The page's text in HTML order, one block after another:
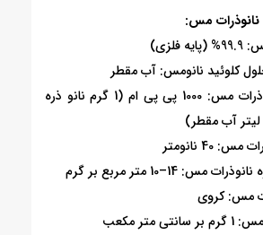
مس:
کلوئید نانومس: آب مقطر
غلظت موجود نانوذرات مس: 1000 پی پی ام (1 گرم نانو ذره
آب مقطر)
نانومتر
14–10 متر مربع بر گرم
مس: کروی
مکعب